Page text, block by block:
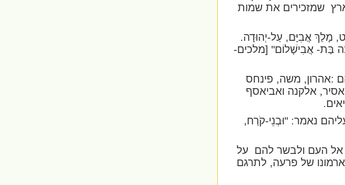
שמזכירים את שמות
מָלַךְ אֲבִיָּם, עַל-יְהוּדָה.
בַּת- אֲבִישָׁלוֹם" [מלכים-
:אהרון, משה, פינחס
אלקנה ואביאסף
נאמר: "וּבְנֵי-קֹרַח,
העם ולבשר להם על
של פרעה, לתרגם